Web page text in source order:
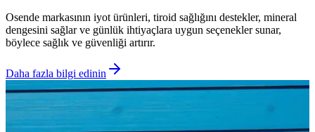
Osende markasının iyot ürünleri, tiroid sağlığını destekler, mineral
dengesini sağlar ve günlük ihtiyaçlara uygun seçenekler sunar,
böylece sağlık ve güvenliği artırır.
Daha fazla bilgi edinin